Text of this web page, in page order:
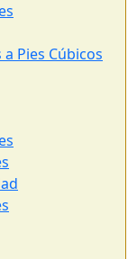
Pies Cúbicos